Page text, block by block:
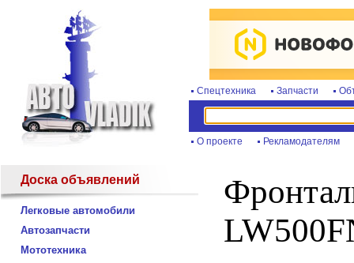
Спецтехника Запчасти
О проекте Рекламодателям
Доска объявлений
Легковые автомобили
Автозапчасти
Мототехника